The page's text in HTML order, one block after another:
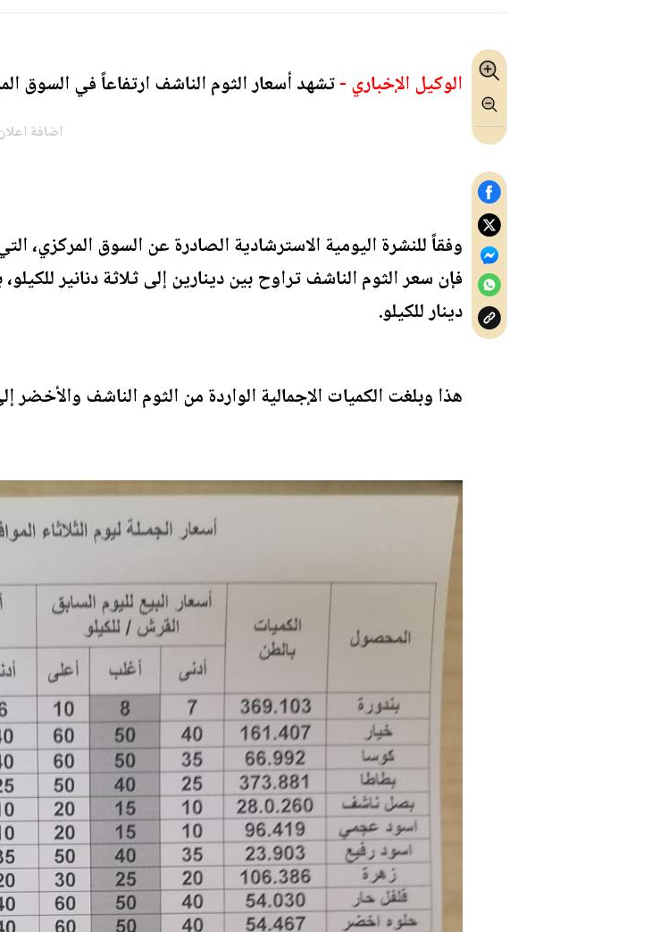
الوكيل الإخباري -تشهد أسعار الثوم الناشف ارتفاعاً في السوق
اضافة
وفقاً للنشرة اليومية الاسترشادية الصادرة عن السوق المركزي،
دينار للكيلو.
هذا وبلغت الكميات الإجمالية الواردة من الثوم الناشف والأخضر إلى